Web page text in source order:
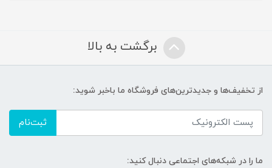
برگشت به بالا
از تخفیف‌ها و جدیدترین‌های فروشگاه ما باخبر شوید:
ثبت‌نام
ما را در شبکه‌های اجتماعی دنبال کنید: